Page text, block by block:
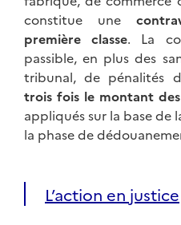
constitue une
première classe. La
passible, en plus des
tribunal, de pénalités
trois fois le montant
appliqués sur la base
la phase de
L’action en justice